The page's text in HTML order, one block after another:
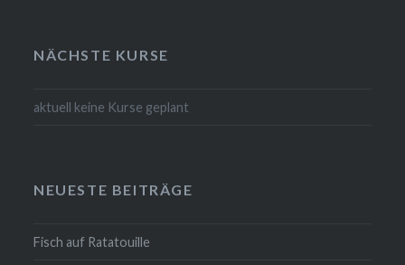
NÄCHSTE KURSE
aktuell keine Kurse geplant
NEUESTE BEITRÄGE
Fisch auf Ratatouille